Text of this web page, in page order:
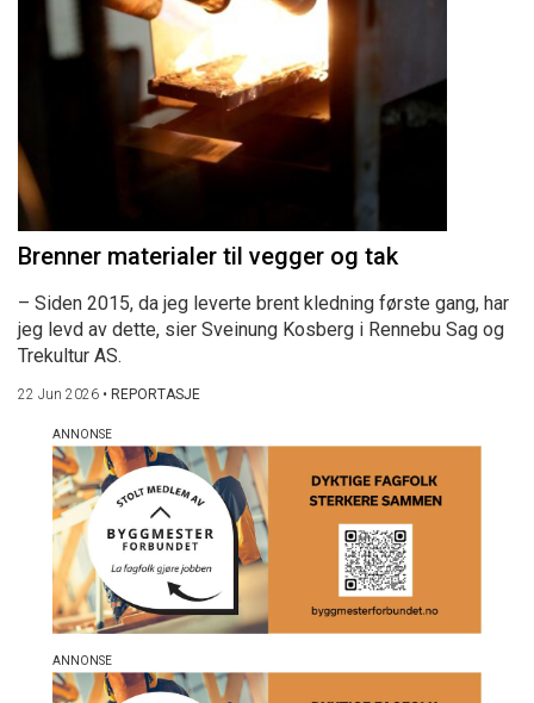
Brenner materialer til vegger og tak
– Siden 2015, da jeg leverte brent kledning første gang, har
jeg levd av dette, sier Sveinung Kosberg i Rennebu Sag og
Trekultur AS.
22 Jun 2026 • REPORTASJE